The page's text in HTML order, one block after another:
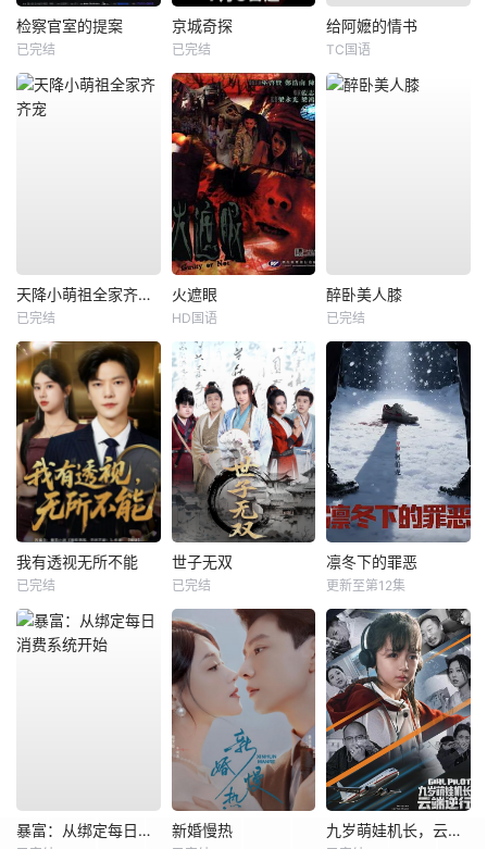
检察官室的提案
已完结
京城奇探
已完结
给阿嬷的情书
TC国语
天降小萌祖全家齐齐宠
已完结
火遮眼
HD国语
醉卧美人膝
已完结
我有透视无所不能
已完结
世子无双
已完结
凛冬下的罪恶
更新至第12集
暴富：从绑定每日消费系统开始 新婚慢热 九岁萌娃机长，云端逆行